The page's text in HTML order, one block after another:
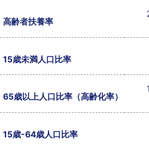
高齢者扶養率
15歳未満人口比率
65歳以上人口比率（高齢化率）
15歳-64歳人口比率